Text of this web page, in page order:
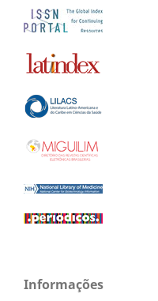
Informações